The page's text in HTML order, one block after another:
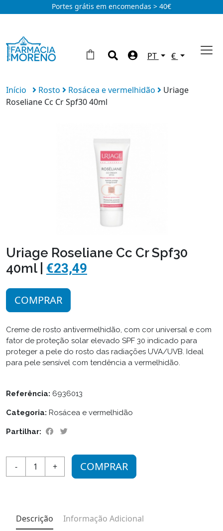
Portes grátis em encomendas > 40€
PT €
Início Rosto Rosácea e vermelhidão
Uriage
Roseliane Cc Cr Spf30 40ml
Uriage Roseliane Cc Cr Spf30
40ml | €23,49
COMPRAR
Creme de rosto antivermelhidão, com cor universal e com
fator de proteção solar elevado SPF 30 indicado para
proteger a pele do rosto das radiações UVA/UVB. Ideal
para pele sensível com tendência a vermelhidão.
Referência: 6936013
Categoria: Rosácea e vermelhidão
Partilhar:
- 1 + COMPRAR
Descrição Informação Adicional